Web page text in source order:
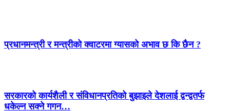
प्रधानमन्त्री र मन्त्रीको क्वाटरमा ग्यासको अभाव छ कि छैन ?
सरकारको कार्यशैली र संविधानप्रतिको बुझाइले देशलाई द्वन्द्वतर्फ
धकेल्न सक्ने गगन…